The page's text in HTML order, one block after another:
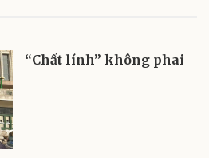
“Chất lính” không phai